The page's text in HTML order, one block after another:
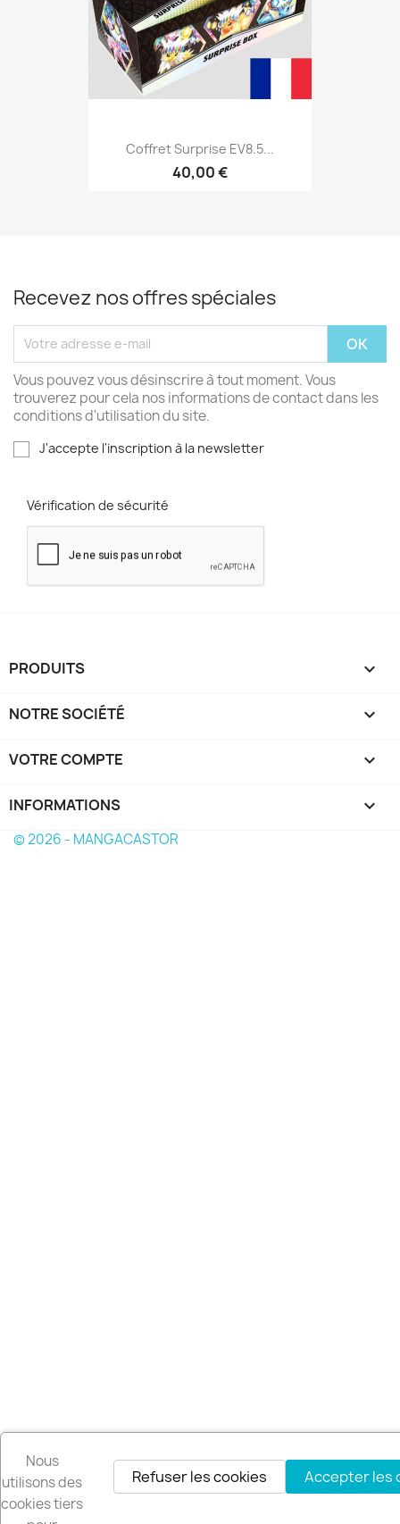
Coffret Surprise EV8.5...
40,00 €
Recevez nos offres spéciales
Vous pouvez vous désinscrire à tout moment. Vous
trouverez pour cela nos informations de contact dans les
conditions d'utilisation du site.
J'accepte l'inscription à la newsletter
Vérification de sécurité
PRODUITS 
NOTRE SOCIÉTÉ 
VOTRE COMPTE 
INFORMATIONS keyboard_arrow_down
© 2026 - MANGACASTOR
Nous
utilisons des
cookies tiers
Accepter les
Refuser les cookies